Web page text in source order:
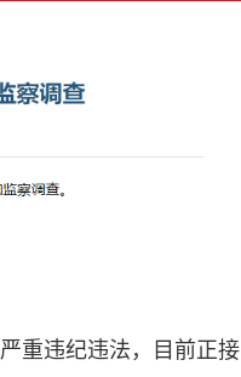
重违纪违法，目前正接